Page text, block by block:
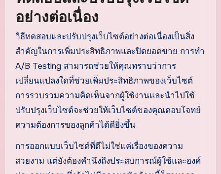
อย่างต่อเนื่อง
วิธีทดสอบและปรับปรุงเว็บไซต์อย่างต่อเนื่องเป็นสิ่ง
สำคัญในการเพิ่มประสิทธิภาพและปิดยอดขาย การทำ
A/B Testing สามารถช่วยให้คุณทราบว่าการ
เปลี่ยนแปลงใดที่ช่วยเพิ่มประสิทธิภาพของเว็บไซต์
การรวบรวมความคิดเห็นจากผู้ใช้งานและนำไปใช้
ปรับปรุงเว็บไซต์จะช่วยให้เว็บไซต์ของคุณตอบโจทย์
ความต้องการของลูกค้าได้ดียิ่งขึ้น
การออกแบบเว็บไซต์ที่ดีไม่ใช่แค่เรื่องของความ
สวยงาม แต่ยังต้องคำนึงถึงประสบการณ์ผู้ใช้และองค์